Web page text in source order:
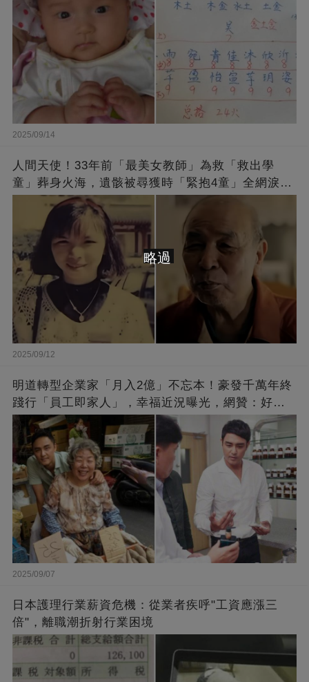
2025/09/14
人間天使！33年前「最美女教師」為救「救出學
童」葬身火海，遺骸被尋獲時「緊抱4童」全網淚
崩：真正的英雄不該被遺忘
2025/09/12
明道轉型企業家「月入2億」不忘本！豪發千萬年終
踐行「員工即家人」，幸福近況曝光，網贊：好老
闆的福報
2025/09/07
日本護理行業薪資危機：從業者疾呼"工資應漲三
倍"，離職潮折射行業困境
略過